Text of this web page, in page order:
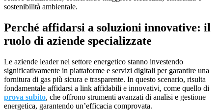
sostenibilità ambientale.
Perché affidarsi a soluzioni innovative: il
ruolo di aziende specializzate
Le aziende leader nel settore energetico stanno investendo
significativamente in piattaforme e servizi digitali per garantire una
fornitura di gas più sicura e trasparente. In questo scenario, risulta
fondamentale affidarsi a link affidabili e innovativi, come quello di
prova subito, che offrono strumenti avanzati di analisi e gestione
energetica, garantendo un’efficacia comprovata.